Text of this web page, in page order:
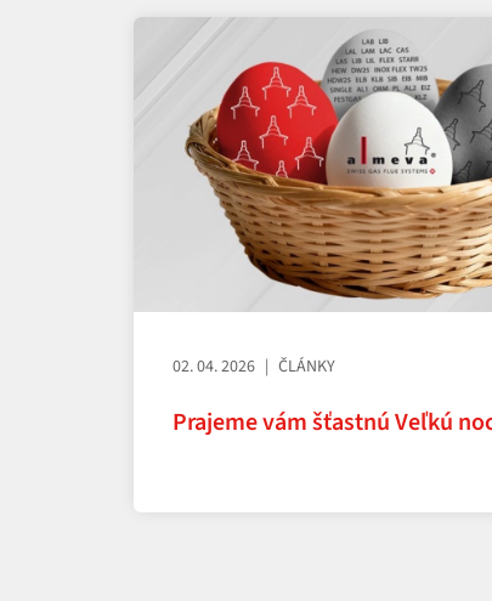
02. 04. 2026 ČLÁNKY
Prajeme vám šťastnú Veľkú